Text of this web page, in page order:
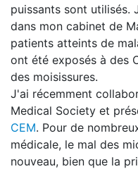
puissants sont utilisés.
dans mon cabinet de
patients atteints de
ont été exposés à des
des moisissures.
J'ai récemment
Medical Society et
CEM. Pour de
médicale, le mal des
nouveau, bien que la